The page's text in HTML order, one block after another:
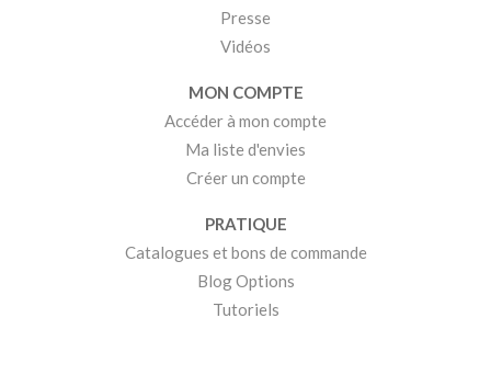
Presse
Vidéos
MON COMPTE
Accéder à mon compte
Ma liste d'envies
Créer un compte
PRATIQUE
Catalogues et bons de commande
Blog Options
Tutoriels